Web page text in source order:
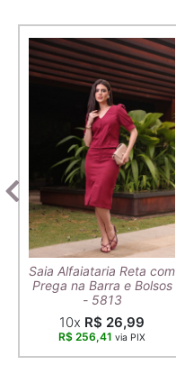
Saia Alfaiataria Reta com
Prega na Barra e Bolsos
- 5813
10x R$ 26,99
R$ 256,41 via PIX